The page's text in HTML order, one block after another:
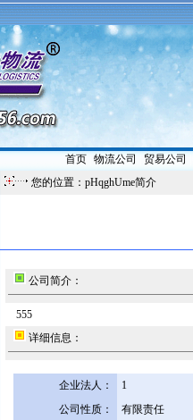
首页| 物流公司 贸易公司
您的位置：pHqghUme简介
公司简介：
555
详细信息：
企业法人：
1
公司性质：
有限责任